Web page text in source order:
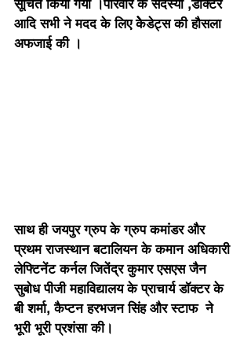
सूचित किया गया ।परिवार के सदस्यों ,डॉक्टर
आदि सभी ने मदद के लिए केेेडेट्स की हौसला
अफजाई की ।
साथ ही जयपुर ग्रुप के ग्रुप कमांडर और
प्रथम राजस्थान बटालियन के कमान अधिकारी
लेफ्टिनेंट कर्नल जितेंद्र कुमार एसएस जैन
सुबोध पीजी महाविद्यालय के प्राचार्य डॉक्टर के
बी शर्मा, कैप्टन हरभजन सिंह और स्टाफ  ने
भूरी भूरी प्रशंसा की।